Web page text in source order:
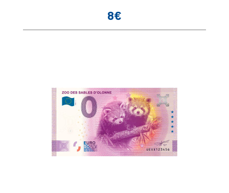
Prix
8€